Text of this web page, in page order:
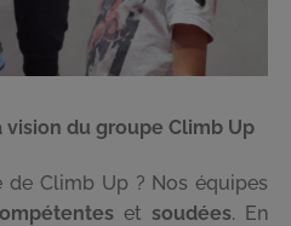
vision du groupe Climb Up
Climb Up ? Nos équipes
etsoudées. En